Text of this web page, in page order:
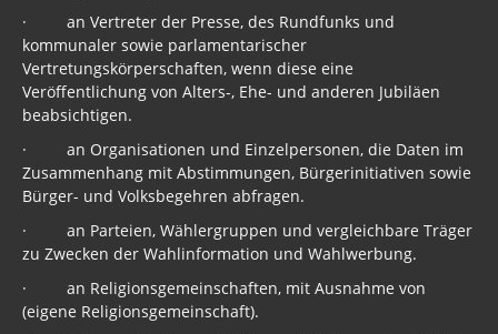
· an Vertreter der Presse, des Rundfunks und
kommunaler sowie parlamentarischer
Vertretungskörperschaften, wenn diese eine
Veröffentlichung von Alters-, Ehe- und anderen Jubiläen
beabsichtigen.
· an Organisationen und Einzelpersonen, die Daten im
Zusammenhang mit Abstimmungen, Bürgerinitiativen sowie
Bürger- und Volksbegehren abfragen.
· an Parteien, Wählergruppen und vergleichbare Träger
zu Zwecken der Wahlinformation und Wahlwerbung.
· an Religionsgemeinschaften, mit Ausnahme von
(eigene Religionsgemeinschaft).